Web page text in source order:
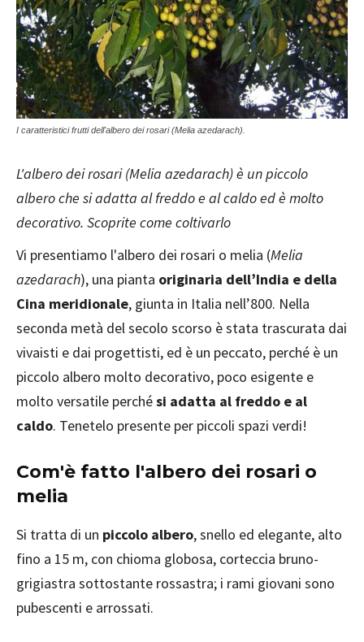
I caratteristici frutti dell'albero dei rosari (Melia azedarach).
L'albero dei rosari (Melia azedarach) è un piccolo
albero che si adatta al freddo e al caldo ed è molto
decorativo. Scoprite come coltivarlo
Vi presentiamo l'albero dei rosari o melia (Melia
azedarach), una pianta originaria dell’India e della
Cina meridionale, giunta in Italia nell’800. Nella
seconda metà del secolo scorso è stata trascurata dai
vivaisti e dai progettisti, ed è un peccato, perché è un
piccolo albero molto decorativo, poco esigente e
molto versatile perchési adatta al freddo e al
caldo. Tenetelo presente per piccoli spazi verdi!
Com'è fatto l'albero dei rosari o
melia
Si tratta di un piccolo albero, snello ed elegante, alto
fino a 15 m, con chioma globosa, corteccia bruno-
grigiastra sottostante rossastra; i rami giovani sono
pubescenti e arrossati.